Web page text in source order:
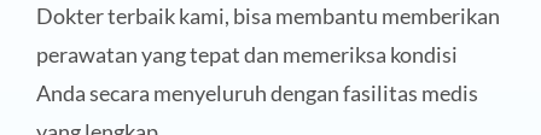
Dokter terbaik kami, bisa membantu memberikan
perawatan yang tepat dan memeriksa kondisi
Anda secara menyeluruh dengan fasilitas medis